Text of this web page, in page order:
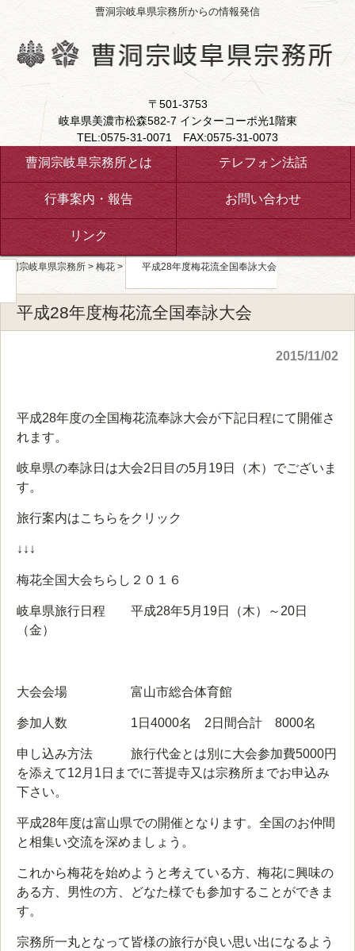
曹洞宗岐阜県宗務所からの情報発信
〒501-3753
岐阜県美濃市松森582-7 インターコーポ光1階東
TEL:0575-31-0071 FAX:0575-31-0073
曹洞宗岐阜宗務所とは テレフォン法話
行事案内・報告 お問い合わせ
リンク
曹洞宗岐阜県宗務所 > 梅花 > 平成28年度梅花流全国奉詠大会
平成28年度梅花流全国奉詠大会
2015/11/02
平成28年度の全国梅花流奉詠大会が下記日程にて開催さ
れます。
岐阜県の奉詠日は大会2日目の5月19日（木）でございま
す。
旅行案内はこちらをクリック
↓↓↓
梅花全国大会ちらし２０１６
岐阜県旅行日程 平成28年5月19日（木）～20日
（金）
大会会場 富山市総合体育館
参加人数 1日4000名 2日間合計 8000名
申し込み方法 旅行代金とは別に大会参加費5000円
を添えて12月1日までに菩提寺又は宗務所までお申込み
下さい。
平成28年度は富山県での開催となります。全国のお仲間
と相集い交流を深めましょう。
これから梅花を始めようと考えている方、梅花に興味の
ある方、男性の方、どなた様でも参加することができま
す。
宗務所一丸となって皆様の旅行が良い思い出になるよう